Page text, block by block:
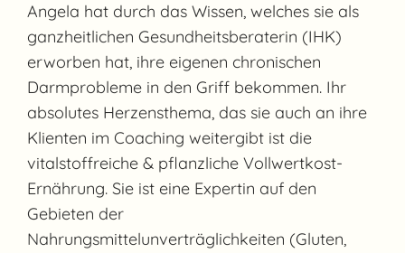
Angela hat durch das Wissen, welches sie als
ganzheitlichen Gesundheitsberaterin (IHK)
erworben hat, ihre eigenen chronischen
Darmprobleme in den Griff bekommen. Ihr
absolutes Herzensthema, das sie auch an ihre
Klienten im Coaching weitergibt ist die
vitalstoffreiche & pflanzliche Vollwertkost-
Ernährung. Sie ist eine Expertin auf den
Gebieten der
Nahrungsmittelunverträglichkeiten (Gluten,